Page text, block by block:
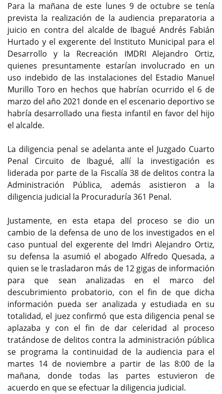
Para la mañana de este lunes 9 de octubre se tenía
prevista la realización de la audiencia preparatoria a
juicio en contra del alcalde de Ibagué Andrés Fabián
Hurtado y el exgerente del Instituto Municipal para el
Desarrollo y la Recreación IMDRI Alejandro Ortiz,
quienes presuntamente estarían involucrado en un
uso indebido de las instalaciones del Estadio Manuel
Murillo Toro en hechos que habrían ocurrido el 6 de
marzo del año 2021 donde en el escenario deportivo se
habría desarrollado una fiesta infantil en favor del hijo
el alcalde.
La diligencia penal se adelanta ante el Juzgado Cuarto
Penal Circuito de Ibagué, allí la investigación es
liderada por parte de la Fiscalía 38 de delitos contra la
Administración Pública, además asistieron a la
diligencia judicial la Procuraduría 361 Penal.
Justamente, en esta etapa del proceso se dio un
cambio de la defensa de uno de los investigados en el
caso puntual del exgerente del Imdri Alejandro Ortiz,
su defensa la asumió el abogado Alfredo Quesada, a
quien se le trasladaron más de 12 gigas de información
para que sean analizadas en el marco del
descubrimiento probatorio, con el fin de que dicha
información pueda ser analizada y estudiada en su
totalidad, el juez confirmó que esta diligencia penal se
aplazaba y con el fin de dar celeridad al proceso
tratándose de delitos contra la administración pública
se programa la continuidad de la audiencia para el
martes 14 de noviembre a partir de las 8:00 de la
mañana, donde todas las partes estuvieron de
acuerdo en que se efectuar la diligencia judicial.